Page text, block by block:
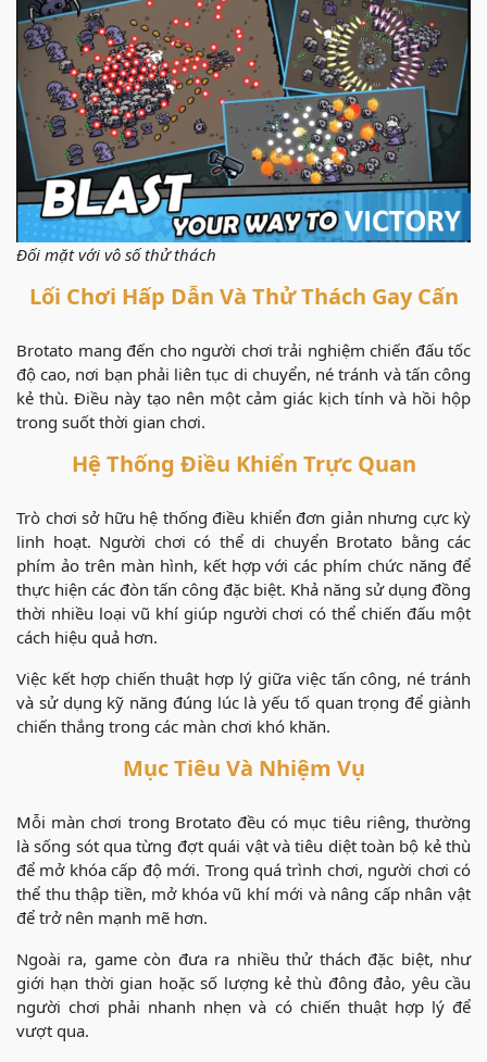
Đối mặt với vô số thử thách
Lối Chơi Hấp Dẫn Và Thử Thách Gay Cấn
Brotato mang đến cho người chơi trải nghiệm chiến đấu tốc
độ cao, nơi bạn phải liên tục di chuyển, né tránh và tấn công
kẻ thù. Điều này tạo nên một cảm giác kịch tính và hồi hộp
trong suốt thời gian chơi.
Hệ Thống Điều Khiển Trực Quan
Trò chơi sở hữu hệ thống điều khiển đơn giản nhưng cực kỳ
linh hoạt. Người chơi có thể di chuyển Brotato bằng các
phím ảo trên màn hình, kết hợp với các phím chức năng để
thực hiện các đòn tấn công đặc biệt. Khả năng sử dụng đồng
thời nhiều loại vũ khí giúp người chơi có thể chiến đấu một
cách hiệu quả hơn.
Việc kết hợp chiến thuật hợp lý giữa việc tấn công, né tránh
và sử dụng kỹ năng đúng lúc là yếu tố quan trọng để giành
chiến thắng trong các màn chơi khó khăn.
Mục Tiêu Và Nhiệm Vụ
Mỗi màn chơi trong Brotato đều có mục tiêu riêng, thường
là sống sót qua từng đợt quái vật và tiêu diệt toàn bộ kẻ thù
để mở khóa cấp độ mới. Trong quá trình chơi, người chơi có
thể thu thập tiền, mở khóa vũ khí mới và nâng cấp nhân vật
để trở nên mạnh mẽ hơn.
Ngoài ra, game còn đưa ra nhiều thử thách đặc biệt, như
giới hạn thời gian hoặc số lượng kẻ thù đông đảo, yêu cầu
người chơi phải nhanh nhẹn và có chiến thuật hợp lý để
vượt qua.